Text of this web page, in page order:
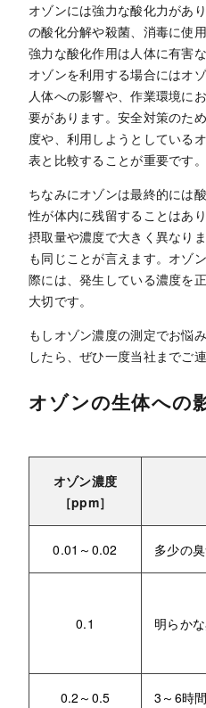
オゾンには強力な酸化力があ
の酸化分解や殺菌、消毒に使
強力な酸化作用は人体に有害
オゾンを利用する場合にはオ
人体への影響や、作業環境に
要があります。安全対策のた
度や、利用しようとしている
表と比較することが重要です。
ちなみにオゾンは最終的には
性が体内に残留することはあ
摂取量や濃度で大きく異なり
も同じことが言えます。オゾ
際には、発生している濃度を
大切です。
もしオゾン濃度の測定でお悩
したら、ぜひ一度当社までご
オゾンの生体への
オゾン濃度
［ppm］
0.01～0.02 多少の
0.1 明らか
0.2～0.5 3～6時